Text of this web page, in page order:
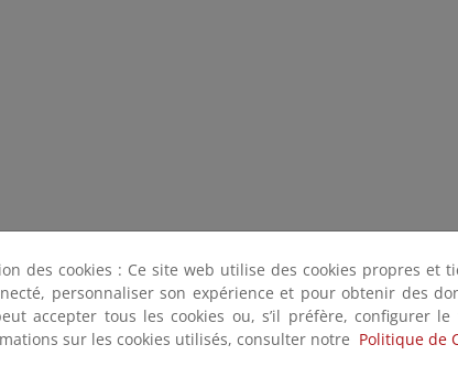
des cookies : Ce site web utilise des cookies propres et
personnaliser son expérience et pour obtenir des
accepter tous les cookies ou, s’il préfère, configurer le
sur les cookies utilisés, consulter notre Politique de